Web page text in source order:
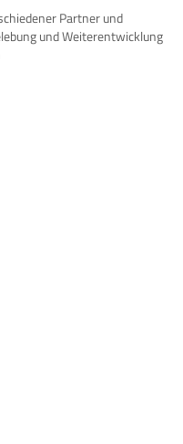
Partner und
und Weiterentwicklung